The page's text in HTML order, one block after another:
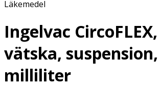
Läkemedel
Ingelvac
vätska,
milliliter